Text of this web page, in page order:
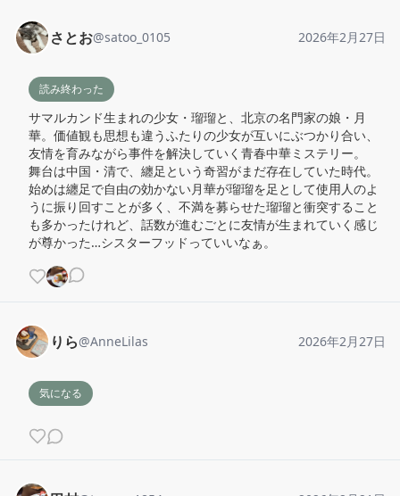
さとお@satoo_0105 2026年2月27日
読み終わった
サマルカンド生まれの少女・瑠瑠と、北京の名門家の娘・月
華。価値観も思想も違うふたりの少女が互いにぶつかり合い、
友情を育みながら事件を解決していく青春中華ミステリー。
舞台は中国・清で、纏足という奇習がまだ存在していた時代。
始めは纏足で自由の効かない月華が瑠瑠を足として使用人のよ
うに振り回すことが多く、不満を募らせた瑠瑠と衝突すること
も多かったけれど、話数が進むごとに友情が生まれていく感じ
が尊かった…シスターフッドっていいなぁ。
りら@AnneLilas 2026年2月27日
気になる